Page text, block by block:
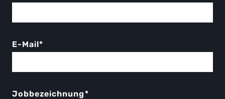
E-Mail*
Jobbezeichnung*